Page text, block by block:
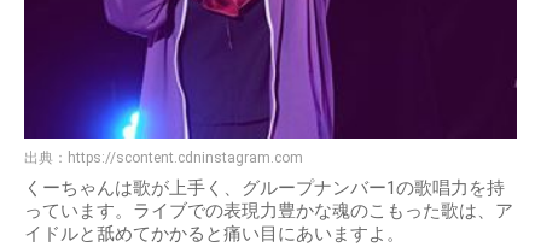
出典： https://scontent.cdninstagram.com
くーちゃんは歌が上手く、グループナンバー1の歌唱力を持
っています。ライブでの表現力豊かな魂のこもった歌は、ア
イドルと舐めてかかると痛い目にあいますよ。